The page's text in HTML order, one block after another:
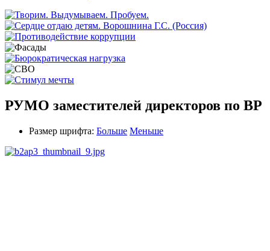
РУМО заместителей директоров по ВР
Размер шрифта: Больше Меньше